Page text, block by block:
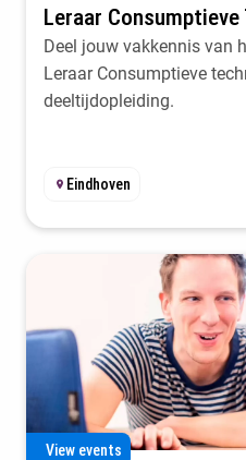
Leraar Consumptieve
Deel jouw vakkennis van
Leraar Consumptieve
deeltijdopleiding.
Eindhoven
View events